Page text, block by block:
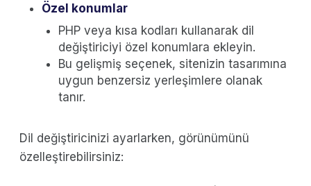
Özel konumlar
PHP veya kısa kodları kullanarak dil
değiştiriciyi özel konumlara ekleyin.
Bu gelişmiş seçenek, sitenizin tasarımına
uygun benzersiz yerleşimlere olanak
tanır.
Dil değiştiricinizi ayarlarken, görünümünü
özelleştirebilirsiniz: